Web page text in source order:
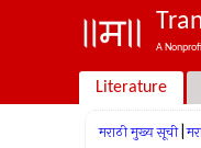
A
Literature
मराठी मुख्य सूची